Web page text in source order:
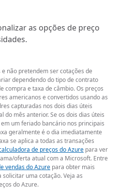
as opções de preço
não pretendem ser cotações de
dependendo do tipo de contrato
compra e taxa de câmbio. Os preços
americanos e convertidos usando as
capturadas nos dois dias úteis
mês anterior. Se os dois dias úteis
um feriado bancário nos principais
geralmente é o dia imediatamente
se aplica a todas as transações
de preços do Azure para ver
oferta atual com a Microsoft. Entre
vendas do Azure para obter mais
uma cotação. Veja as
do Azure.